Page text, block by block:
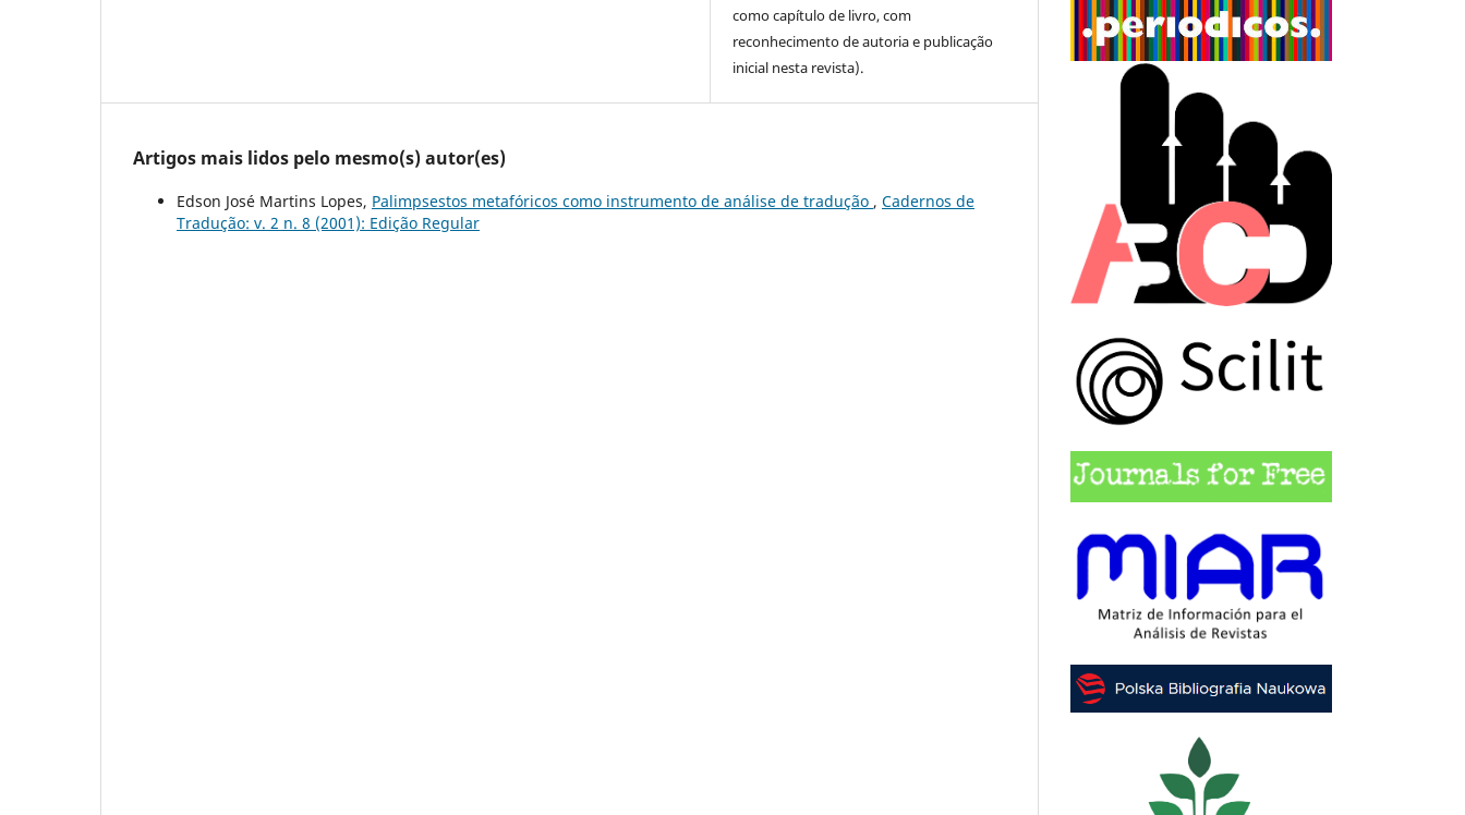
como capítulo de livro, com
reconhecimento de autoria e publicação
inicial nesta revista).
Artigos mais lidos pelo mesmo(s) autor(es)
Edson José Martins Lopes, Palimpsestos metafóricos como instrumento de análise de tradução , Cadernos de
Tradução: v. 2 n. 8 (2001): Edição Regular